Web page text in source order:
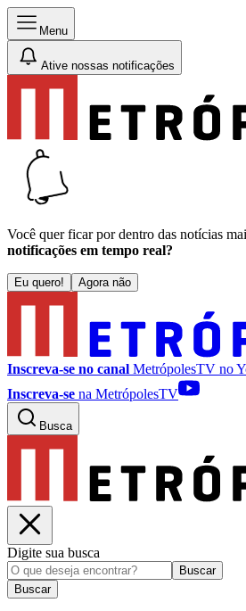
Menu
Ative nossas notificações
Você quer ficar por dentro das notícias
notificações em tempo real?
Eu quero! Agora não
Inscreva-se no canal MetrópolesTV no
Inscreva-se na MetrópolesTV
Busca
Digite sua busca
Buscar
Buscar